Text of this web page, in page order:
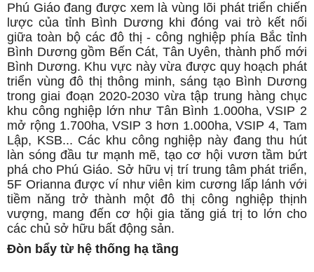
Phú Giáo đang được xem là vùng lõi phát triển chiến
lược của tỉnh Bình Dương khi đóng vai trò kết nối
giữa toàn bộ các đô thị - công nghiệp phía Bắc tỉnh
Bình Dương gồm Bến Cát, Tân Uyên, thành phố mới
Bình Dương. Khu vực này vừa được quy hoạch phát
triển vùng đô thị thông minh, sáng tạo Bình Dương
trong giai đoạn 2020-2030 vừa tập trung hàng chục
khu công nghiệp lớn như Tân Bình 1.000ha, VSIP 2
mở rộng 1.700ha, VSIP 3 hơn 1.000ha, VSIP 4, Tam
Lập, KSB... Các khu công nghiệp này đang thu hút
làn sóng đầu tư mạnh mẽ, tạo cơ hội vươn tầm bứt
phá cho Phú Giáo. Sở hữu vị trí trung tâm phát triển,
5F Orianna được ví như viên kim cương lấp lánh với
tiềm năng trở thành một đô thị công nghiệp thịnh
vượng, mang đến cơ hội gia tăng giá trị to lớn cho
các chủ sở hữu bất động sản.
Đòn bẩy từ hệ thống hạ tầng